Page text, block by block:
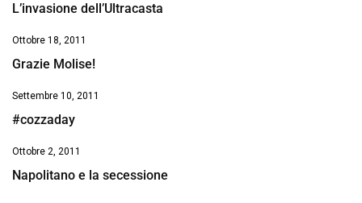
L’invasione dell’Ultracasta
Ottobre 18, 2011
Grazie Molise!
Settembre 10, 2011
#cozzaday
Ottobre 2, 2011
Napolitano e la secessione